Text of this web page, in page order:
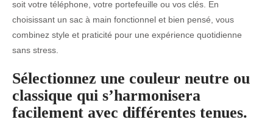
soit votre téléphone, votre portefeuille ou vos clés. En
choisissant un sac à main fonctionnel et bien pensé, vous
combinez style et praticité pour une expérience quotidienne
sans stress.
Sélectionnez une couleur neutre ou
classique qui s’harmonisera
facilement avec différentes tenues.